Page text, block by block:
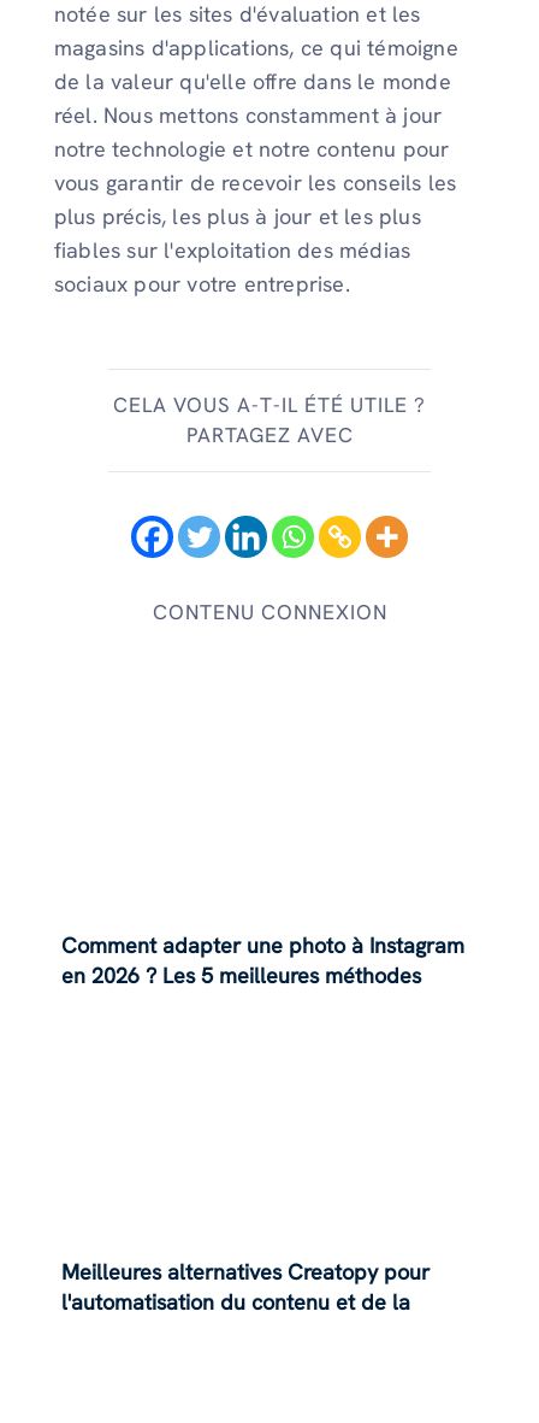
notée sur les sites d'évaluation et les
magasins d'applications, ce qui témoigne
de la valeur qu'elle offre dans le monde
réel. Nous mettons constamment à jour
notre technologie et notre contenu pour
vous garantir de recevoir les conseils les
plus précis, les plus à jour et les plus
fiables sur l'exploitation des médias
sociaux pour votre entreprise.
CELA VOUS A-T-IL ÉTÉ UTILE ?
PARTAGEZ AVEC
CONTENU CONNEXION
Comment adapter une photo à Instagram
en 2026 ? Les 5 meilleures méthodes
Meilleures alternatives Creatopy pour
l'automatisation du contenu et de la